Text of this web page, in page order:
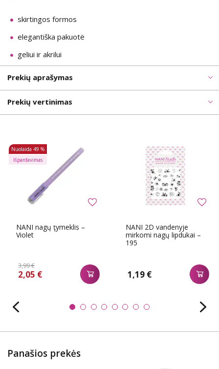
skirtingos formos
elegantiška pakuotë
geliui ir akrilui
Prekių aprašymas
Prekių vertinimas
NANI nagų ţymeklis –
Violet
3,99 €
2,05 €
Nuolaida 49 %
Išpardavimas
NANI 2D vandenyje
mirkomi nagų lipdukai –
195
1,19 €
Panašios prekės